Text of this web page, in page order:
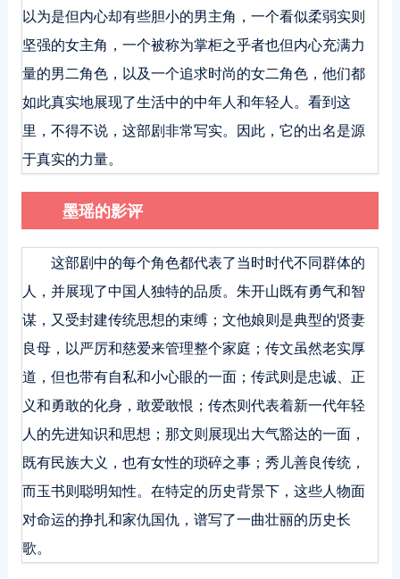
以为是但内心却有些胆小的男主角，一个看似柔弱实则
坚强的女主角，一个被称为掌柜之乎者也但内心充满力
量的男二角色，以及一个追求时尚的女二角色，他们都
如此真实地展现了生活中的中年人和年轻人。看到这
里，不得不说，这部剧非常写实。因此，它的出名是源
于真实的力量。
墨瑶的影评
这部剧中的每个角色都代表了当时时代不同群体的
人，并展现了中国人独特的品质。朱开山既有勇气和智
谋，又受封建传统思想的束缚；文他娘则是典型的贤妻
良母，以严厉和慈爱来管理整个家庭；传文虽然老实厚
道，但也带有自私和小心眼的一面；传武则是忠诚、正
义和勇敢的化身，敢爱敢恨；传杰则代表着新一代年轻
人的先进知识和思想；那文则展现出大气豁达的一面，
既有民族大义，也有女性的琐碎之事；秀儿善良传统，
而玉书则聪明知性。在特定的历史背景下，这些人物面
对命运的挣扎和家仇国仇，谱写了一曲壮丽的历史长
歌。